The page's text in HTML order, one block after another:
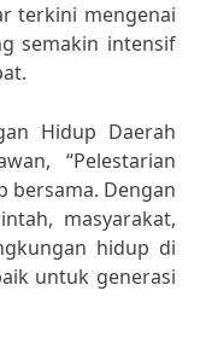
terkini mengenai
semakin intensif
Hidup Daerah
“Pelestarian
bersama. Dengan
masyarakat,
hidup di
untuk generasi